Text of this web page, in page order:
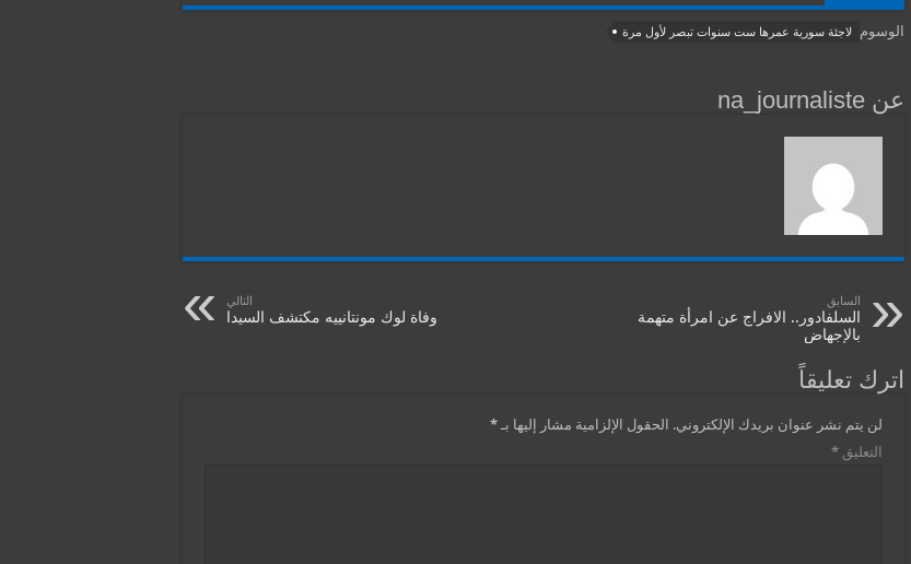
الوسوم لاجئة سورية عمرها ست سنوات تبصر لأول مرة
عن na_journaliste
السابق
السلفادور.. الافراج عن امرأة متهمة
بالإجهاض
التالي
وفاة لوك مونتانييه مكتشف السيدا
اترك تعليقاً
لن يتم نشر عنوان بريدك الإلكتروني. الحقول الإلزامية مشار إليها بـ *
التعليق *